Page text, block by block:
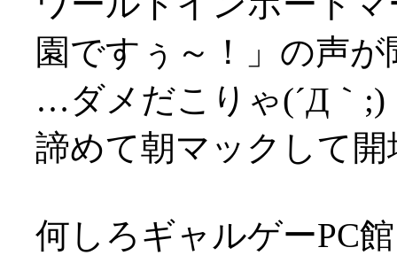
園ですぅ～！」の声
…ダメだこりゃ(´Д｀;)
諦めて朝マックして
何しろギャルゲーPC